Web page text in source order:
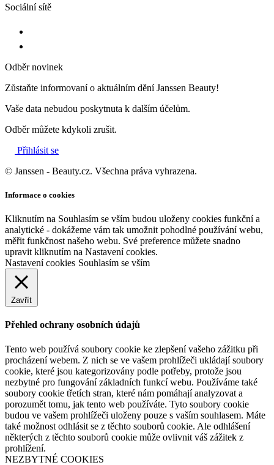
Sociální sítě
Odběr novinek
Zůstaňte informovaní o aktuálním dění Janssen Beauty!
Vaše data nebudou poskytnuta k dalším účelům.
Odběr můžete kdykoli zrušit.
Přihlásit se
© Janssen - Beauty.cz. Všechna práva vyhrazena.
Informace o cookies
Kliknutím na Souhlasím se vším budou uloženy cookies funkční a
analytické - dokážeme vám tak umožnit pohodlné používání webu,
měřit funkčnost našeho webu. Své preference můžete snadno
upravit kliknutím na Nastavení cookies.
Nastavení cookies Souhlasím se vším
Zavřít
Přehled ochrany osobních údajů
Tento web používá soubory cookie ke zlepšení vašeho zážitku při
procházení webem. Z nich se ve vašem prohlížeči ukládají soubory
cookie, které jsou kategorizovány podle potřeby, protože jsou
nezbytné pro fungování základních funkcí webu. Používáme také
soubory cookie třetích stran, které nám pomáhají analyzovat a
porozumět tomu, jak tento web používáte. Tyto soubory cookie
budou ve vašem prohlížeči uloženy pouze s vaším souhlasem. Máte
také možnost odhlásit se z těchto souborů cookie. Ale odhlášení
některých z těchto souborů cookie může ovlivnit váš zážitek z
prohlížení.
NEZBYTNÉ COOKIES